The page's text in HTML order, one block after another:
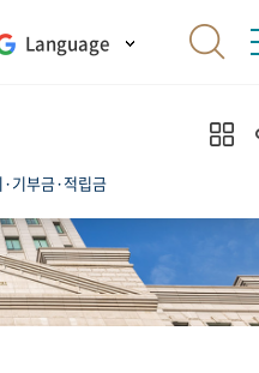
Language
기부금·적립금